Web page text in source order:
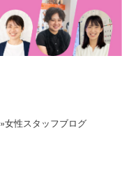
»女性スタッフブログ